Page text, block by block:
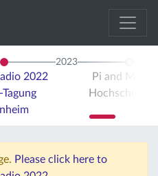
2022
2023
Pi and More
Hochschule
Please click here to